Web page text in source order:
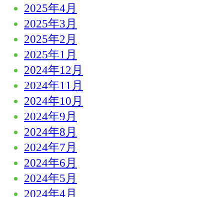
2025年4月
2025年3月
2025年2月
2025年1月
2024年12月
2024年11月
2024年10月
2024年9月
2024年8月
2024年7月
2024年6月
2024年5月
2024年4月